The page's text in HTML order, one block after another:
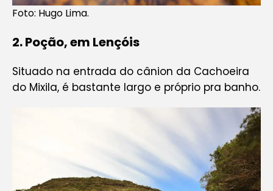
Foto: Hugo Lima.
2. Poção, em Lençóis
Situado na entrada do cânion da Cachoeira
do Mixila, é bastante largo e próprio pra banho.